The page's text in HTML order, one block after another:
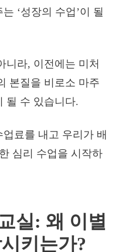
‘성장의 수업’이 될
니라, 이전에는 미처
본질을 비로소 마주
될 수 있습니다.
료를 내고 우리가 배
심리 수업을 시작하
실: 왜 이별
키는가?